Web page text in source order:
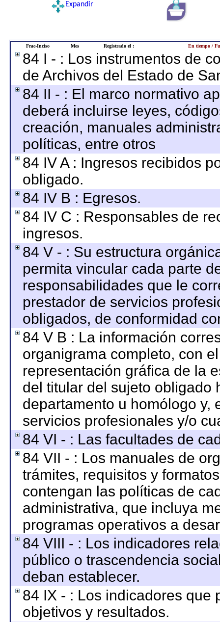
Expandir
Frac-Inciso Mes Registrado el : En tiempo /
84 I - : Los instrumentos de
de Archivos del Estado de
84 II - : El marco normativo
deberá incluirse leyes,
creación, manuales
políticas, entre otros
84 IV A : Ingresos recibidos
obligado.
84 IV B : Egresos.
84 IV C : Responsables de
ingresos.
84 V - : Su estructura
permita vincular cada parte
responsabilidades que le
prestador de servicios
obligados, de conformidad
84 V B : La información
organigrama completo, con
representación gráfica de la
del titular del sujeto obligado
departamento u homólogo y,
servicios profesionales y/o
84 VI - : Las facultades de
84 VII - : Los manuales de
trámites, requisitos y
contengan las políticas de
administrativa, que incluya
programas operativos a
84 VIII - : Los indicadores
público o trascendencia
deban establecer.
84 IX - : Los indicadores que
objetivos y resultados.